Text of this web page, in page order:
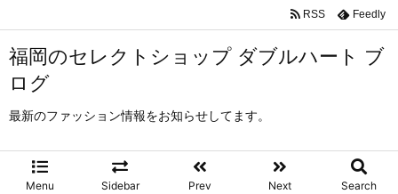
福岡のセレクトショップ ダブルハート ブ
ログ
最新のファッション情報をお知らせしてます。
Menu Sidebar Prev Next Search
RSS Feedly